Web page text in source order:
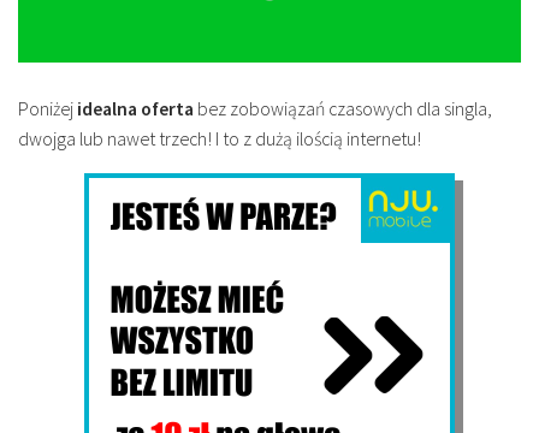
Poniżej idealna oferta bez zobowiązań czasowych dla singla,
dwojga lub nawet trzech! I to z dużą ilością internetu!